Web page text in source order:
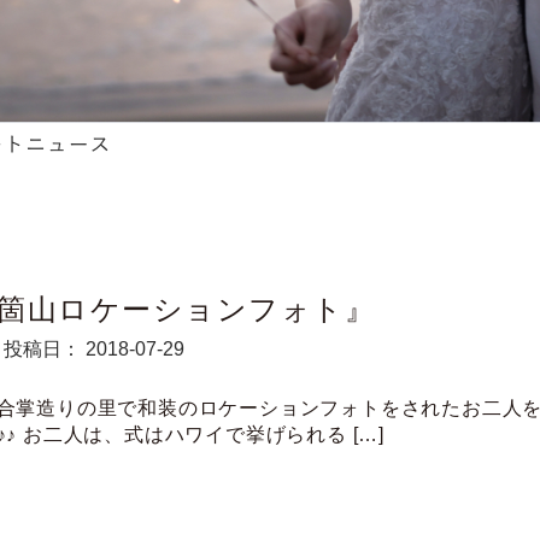
山ロケーションフォト』
投稿日： 2018-07-29
掌造りの里で和装のロケーションフォトをされたお二人
お二人は、式はハワイで挙げられる […]